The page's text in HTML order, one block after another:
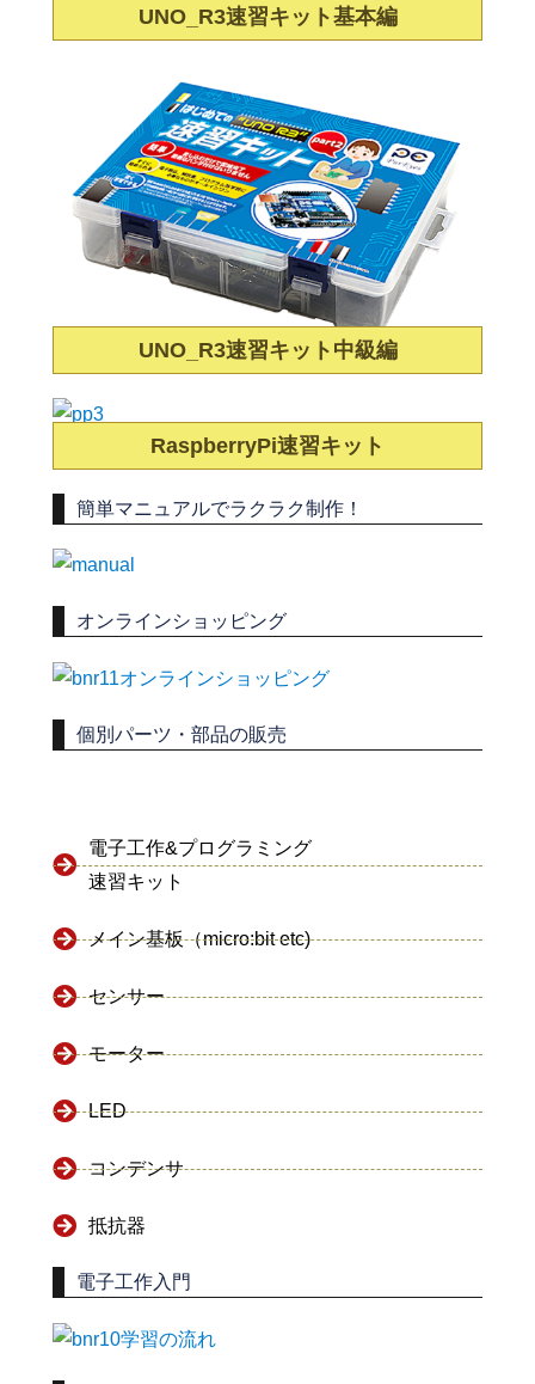
UNO_R3速習キット基本編
UNO_R3速習キット中級編
RaspberryPi速習キット
簡単マニュアルでラクラク制作！
オンラインショッピング
個別パーツ・部品の販売
電子工作&プログラミング
速習キット
メイン基板（micro:bit etc)
センサー
モーター
LED
コンデンサ
抵抗器
電子工作入門